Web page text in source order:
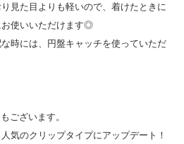
見た目よりも軽いので、着けたときに
お使いいただけます◎
時には、円盤キャッチを使っていただ
ございます。
気のクリップタイプにアップデート！